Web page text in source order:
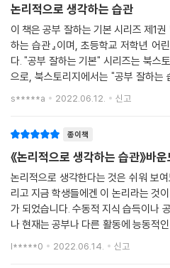
논리적으로 생각하는 습관
이 책은 공부 잘하는 기본 시리즈 제1권
하는 습관』이며, 초등학교 저학년 어
다. "공부 잘하는 기본" 시리즈는 북스토리지 출판사의 책
으로, 북스토리지에서는 "공부 잘하는
한 실천서들로 이 시리즈를 채워간다고 한다. '
s*****a 2022.06.12. 신고
종이책
《논리적으로 생각하는 습관》바운
논리적으로 생각한다는 것은 쉬워 보
리고 지금 학생들에겐 이 논리라는 것
가 되었습니다. 수동적 지식 습득이나 공부 방법에서 벗어
나 현재는 공부나 다른 활동에 능동적
l*****0 2022.06.14. 신고